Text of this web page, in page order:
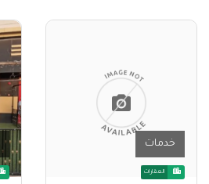
خدمات
العقارات